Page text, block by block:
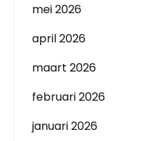
mei 2026
april 2026
maart 2026
februari 2026
januari 2026